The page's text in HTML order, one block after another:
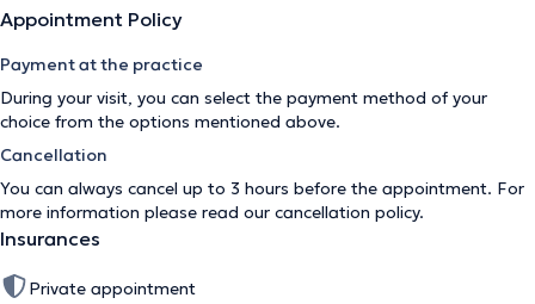
Appointment Policy
Payment at the practice
During your visit, you can select the payment method of your
choice from the options mentioned above.
Cancellation
You can always cancel up to 3 hours before the appointment. For
more information please read our cancellation policy.
Insurances
Private appointment